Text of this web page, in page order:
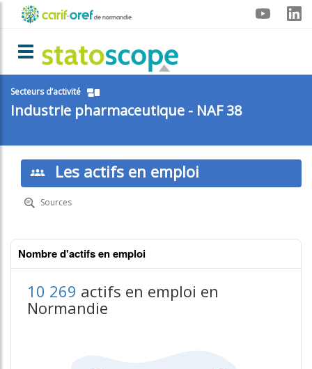
Aller
principal
Menu
carif-
oref
Toggle navigation
Secteurs d’activité
Industrie pharmaceutique - NAF 38
Les actifs en emploi
Sources
Nombre d'actifs en emploi
10 269 actifs en emploi en
Normandie